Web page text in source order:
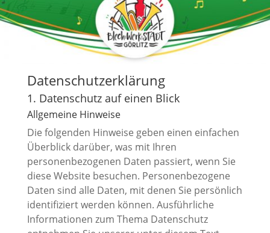
Datenschutz­erklärung
1. Datenschutz auf einen Blick
Allgemeine Hinweise
Die folgenden Hinweise geben einen einfachen
Überblick darüber, was mit Ihren
personenbezogenen Daten passiert, wenn Sie
diese Website besuchen. Personenbezogene
Daten sind alle Daten, mit denen Sie persönlich
identifiziert werden können. Ausführliche
Informationen zum Thema Datenschutz